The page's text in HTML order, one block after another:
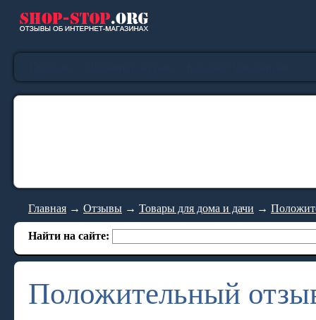
Главная → Отзывы → Товары для дома и дачи →
Найти на сайте:
Положительный